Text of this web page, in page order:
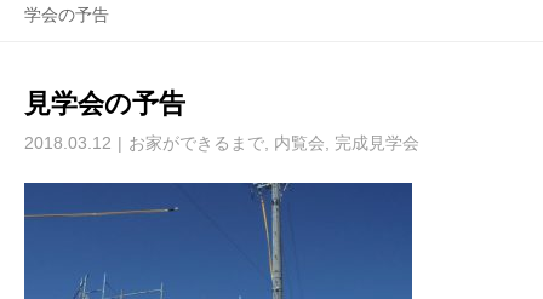
学会の予告
見学会の予告
2018.03.12 お家ができるまで 内覧会 完成見学会